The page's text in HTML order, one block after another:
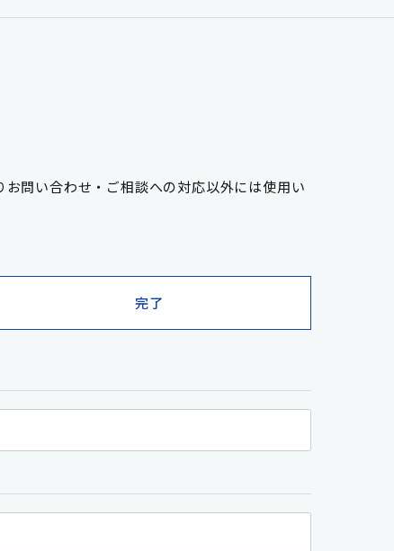
問い合わせ・ご相談への対応以外には使用い
完了